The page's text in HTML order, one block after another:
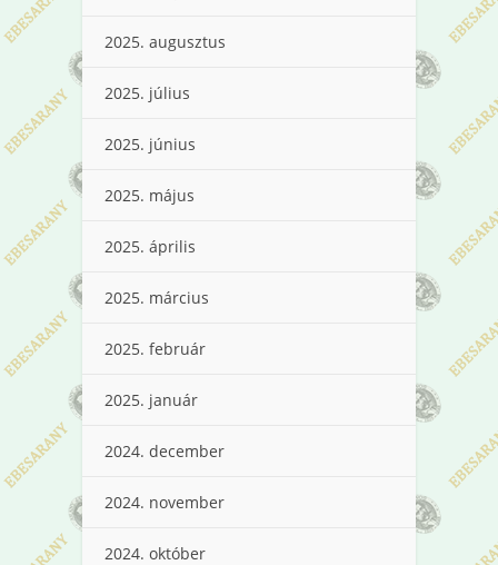
2025. augusztus
2025. július
2025. június
2025. május
2025. április
2025. március
2025. február
2025. január
2024. december
2024. november
2024. október